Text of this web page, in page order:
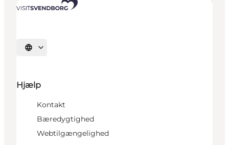
Vælg sprog
Hjælp
Kontakt
Bæredygtighed
Webtilgængelighed